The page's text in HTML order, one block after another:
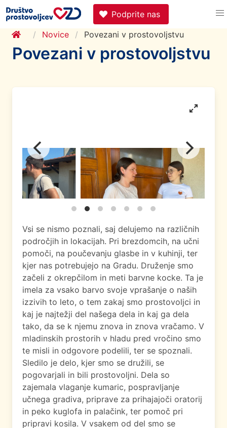
Podprite nas
Novice
Povezani v prostovoljstvu
Povezani v prostovoljstvu
Vsi se nismo poznali, saj delujemo na različnih
področjih in lokacijah. Pri brezdomcih, na učni
pomoči, na poučevanju glasbe in v kuhinji, ter
kjer nas potrebujejo na Gradu. Druženje smo
začeli z okrepčilom in meti barvne kocke. Ta je
imela za vsako barvo svoje vprašanje o naših
izzivih to leto, o tem zakaj smo prostovoljci in
kaj je najtežji del našega dela in kaj ga dela
tako, da se k njemu znova in znova vračamo. V
mladinskih prostorih v hladu pred vročino smo
te misli in odgovore podelili, ter se spoznali.
Sledilo je delo, kjer smo se družili, se
pogovarjali in bili prostovoljni. Dela so
zajemala vlaganje kumaric, pospravljanje
učnega gradiva, priprave za prihajajoči oratorij
in peko kuglofa in palačink, ter pomoč pri
pripravi kosila. V vsakem od del smo se